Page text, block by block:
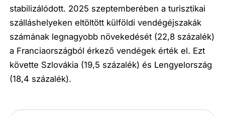
stabilizálódott. 2025 szeptemberében a turisztikai
szálláshelyeken eltöltött külföldi vendégéjszakák
számának legnagyobb növekedését (22,8 százalék)
a Franciaországból érkező vendégek érték el. Ezt
követte Szlovákia (19,5 százalék) és Lengyelország
(18,4 százalék).